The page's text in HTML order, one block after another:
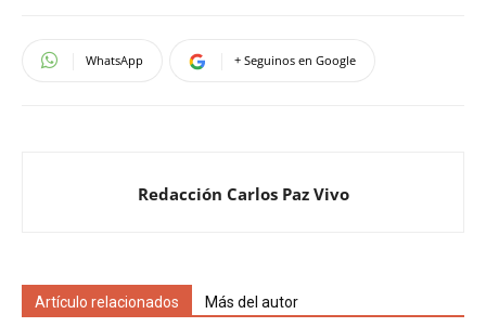
WhatsApp + Seguinos en Google
Redacción Carlos Paz Vivo
Artículo relacionados Más del autor